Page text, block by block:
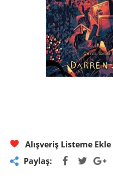
Alışveriş Listeme Ekle
Paylaş: